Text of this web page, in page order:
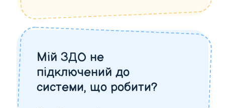
Мій ЗДО не
підключений до
системи, що робити?